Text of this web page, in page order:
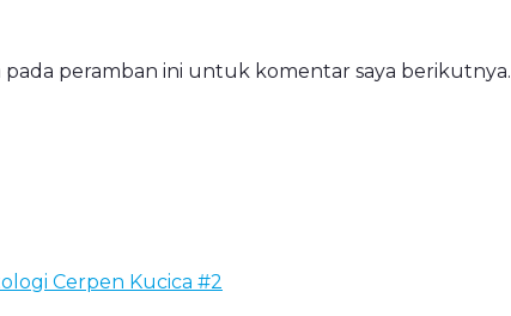
pada peramban ini untuk komentar saya berikutnya.